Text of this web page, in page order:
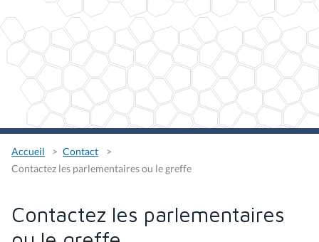
Accueil
Contact
Contactez les parlementaires ou le greffe
Contactez les parlementaires